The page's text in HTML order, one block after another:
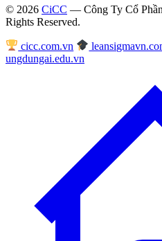
© 2026 CiCC — Công Ty Cổ
Rights Reserved.
cicc.com.vn
ungdungai.edu.vn